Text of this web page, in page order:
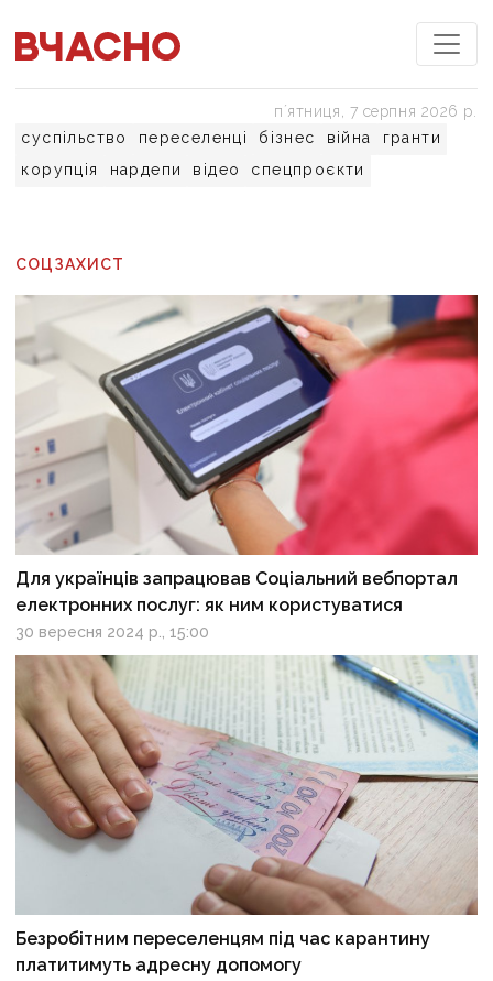
суспільство переселенці бізнес війна
гранти
корупція
нардепи відео спецпроєкти
пʼятниця, 7 серпня 2026 р.
СОЦЗАХИСТ
Для українців запрацював Соціальний вебпортал
електронних послуг: як ним користуватися
30 вересня 2024 р., 15:00
Безробітним переселенцям під час карантину
платитимуть адресну допомогу